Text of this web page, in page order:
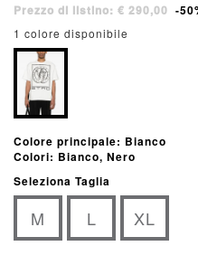
Prezzo di listino: € 290,00 -
1 colore disponibile
Colore principale: Bianco
Colori: Bianco, Nero
Seleziona Taglia
M L XL